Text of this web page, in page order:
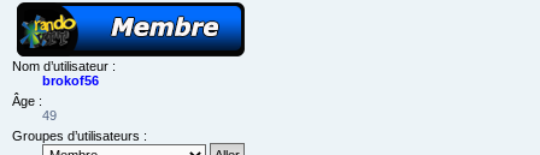
Nom d’utilisateur :
brokof56
Âge :
49
Groupes d’utilisateurs :